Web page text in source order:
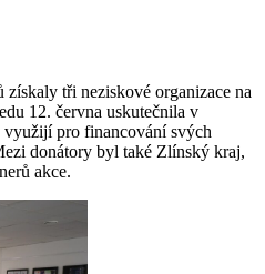
tři neziskové organizace na
12. června uskutečnila v
pro financování svých
donátory byl také Zlínský kraj,
akce.